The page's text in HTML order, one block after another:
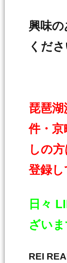
興味
くださ
琵琶
件・
しの
登録し
日々
ざいま
REI